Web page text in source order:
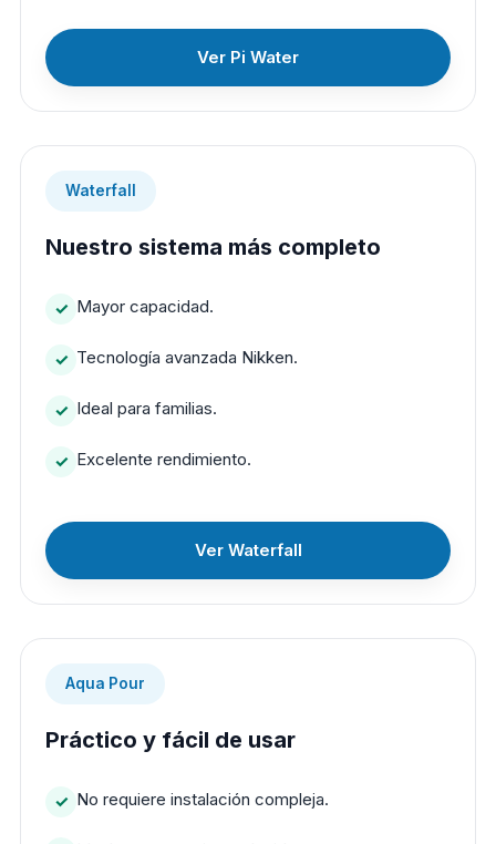
Ver Pi Water
Waterfall
Nuestro sistema más completo
Mayor capacidad.
Tecnología avanzada Nikken.
Ideal para familias.
Excelente rendimiento.
Ver Waterfall
Aqua Pour
Práctico y fácil de usar
No requiere instalación compleja.